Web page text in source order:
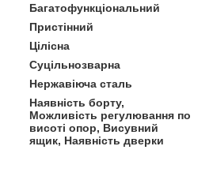
Багатофункціональний
Пристінний
Цілісна
Суцільнозварна
Нержавіюча сталь
Наявність борту,
Можливість регулювання по
висоті опор, Висувний
ящик, Наявність дверки